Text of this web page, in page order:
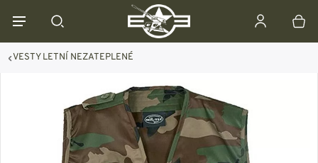
VESTY LETNÍ NEZATEPLENÉ